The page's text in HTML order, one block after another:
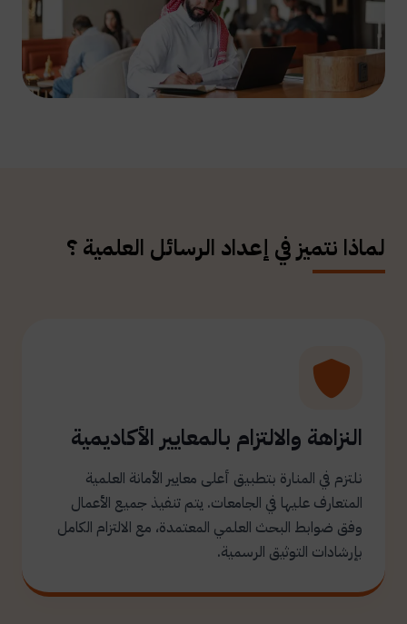
لماذا نتميز في إعداد الرسائل العلمية ؟
النزاهة والالتزام بالمعايير الأكاديمية
نلتزم في المنارة بتطبيق أعلى معايير الأمانة العلمية
المتعارف عليها في الجامعات. يتم تنفيذ جميع الأعمال
وفق ضوابط البحث العلمي المعتمدة، مع الالتزام الكامل
بإرشادات التوثيق الرسمية.